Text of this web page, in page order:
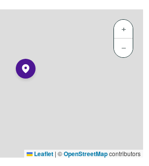
+
−
Leaflet | ©OpenStreetMapcontributors